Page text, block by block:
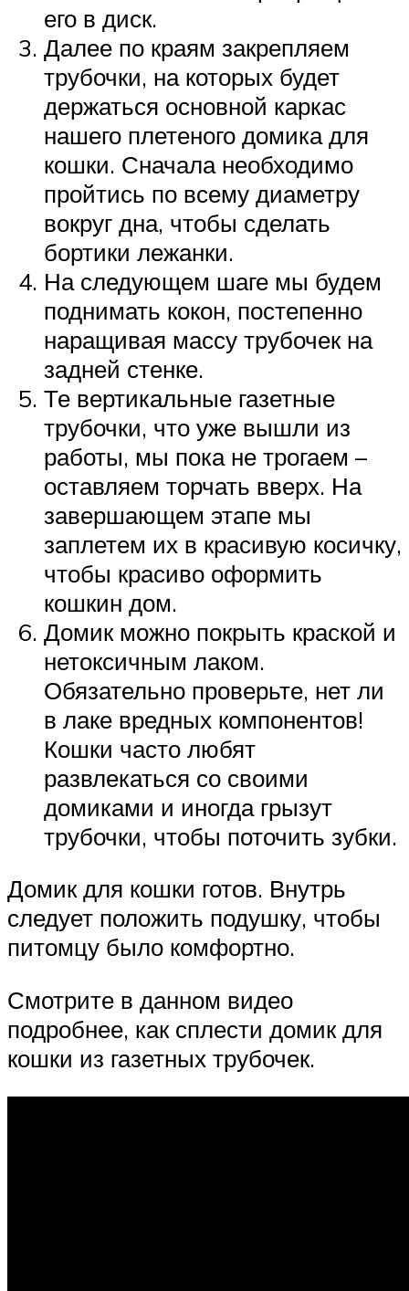
его в диск.
Далее по краям закрепляем
трубочки, на которых будет
держаться основной каркас
нашего плетеного домика для
кошки. Сначала необходимо
пройтись по всему диаметру
вокруг дна, чтобы сделать
бортики лежанки.
На следующем шаге мы будем
поднимать кокон, постепенно
наращивая массу трубочек на
задней стенке.
Те вертикальные газетные
трубочки, что уже вышли из
работы, мы пока не трогаем –
оставляем торчать вверх. На
завершающем этапе мы
заплетем их в красивую косичку,
чтобы красиво оформить
кошкин дом.
Домик можно покрыть краской и
нетоксичным лаком.
Обязательно проверьте, нет ли
в лаке вредных компонентов!
Кошки часто любят
развлекаться со своими
домиками и иногда грызут
трубочки, чтобы поточить зубки.
Домик для кошки готов. Внутрь
следует положить подушку, чтобы
питомцу было комфортно.
Смотрите в данном видео
подробнее, как сплести домик для
кошки из газетных трубочек.